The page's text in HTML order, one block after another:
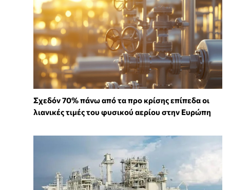
Σχεδόν 70% πάνω από τα προ κρίσης επίπεδα οι
λιανικές τιμές του φυσικού αερίου στην Ευρώπη